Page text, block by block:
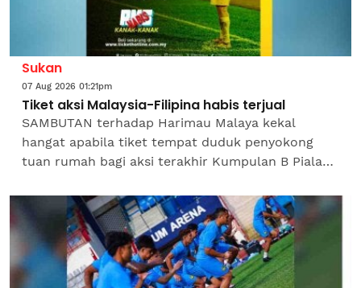
Sukan
07 Aug 2026 01:21pm
Tiket aksi Malaysia-Filipina habis terjual
SAMBUTAN terhadap Harimau Malaya kekal
hangat apabila tiket tempat duduk penyokong
tuan rumah bagi aksi terakhir Kumpulan B Piala
Bolasepak Kuala Lumpur,...